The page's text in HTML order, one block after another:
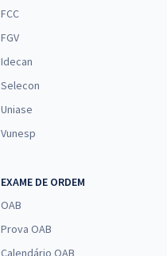
FCC
FGV
Idecan
Selecon
Uniase
Vunesp
EXAME DE ORDEM
OAB
Prova OAB
Calendário OAB